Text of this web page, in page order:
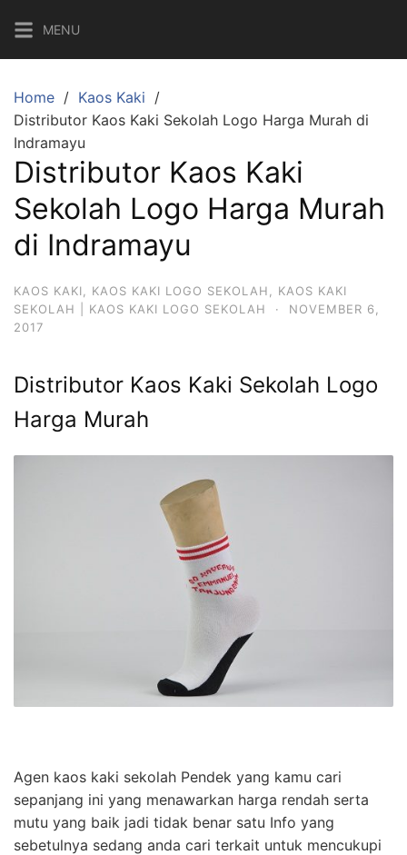
content
MENU
Home
Kaos Kaki
Distributor Kaos Kaki Sekolah Logo Harga Murah di
Indramayu
Distributor Kaos Kaki
Sekolah Logo Harga Murah
di Indramayu
KAOS KAKI KAOS KAKI LOGO SEKOLAH
KAOS KAKI
SEKOLAH | KAOS KAKI LOGO SEKOLAH
·
NOVEMBER 6,
2017
Distributor Kaos Kaki Sekolah Logo
Harga Murah
Agen kaos kaki sekolah Pendek yang kamu cari
sepanjang ini yang menawarkan harga rendah serta
mutu yang baik jadi tidak benar satu Info yang
sebetulnya sedang anda cari terkait untuk mencukupi